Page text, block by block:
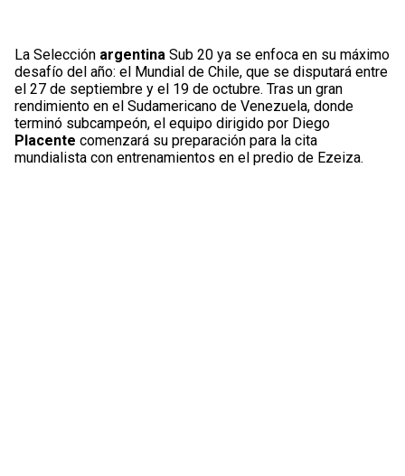
La Selección argentina Sub 20 ya se enfoca en su máximo
desafío del año: el Mundial de Chile, que se disputará entre
el 27 de septiembre y el 19 de octubre. Tras un gran
rendimiento en el Sudamericano de Venezuela, donde
terminó subcampeón, el equipo dirigido por Diego
Placente comenzará su preparación para la cita
mundialista con entrenamientos en el predio de Ezeiza.